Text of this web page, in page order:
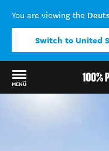
You are viewing the
Switch to United
MENÜ